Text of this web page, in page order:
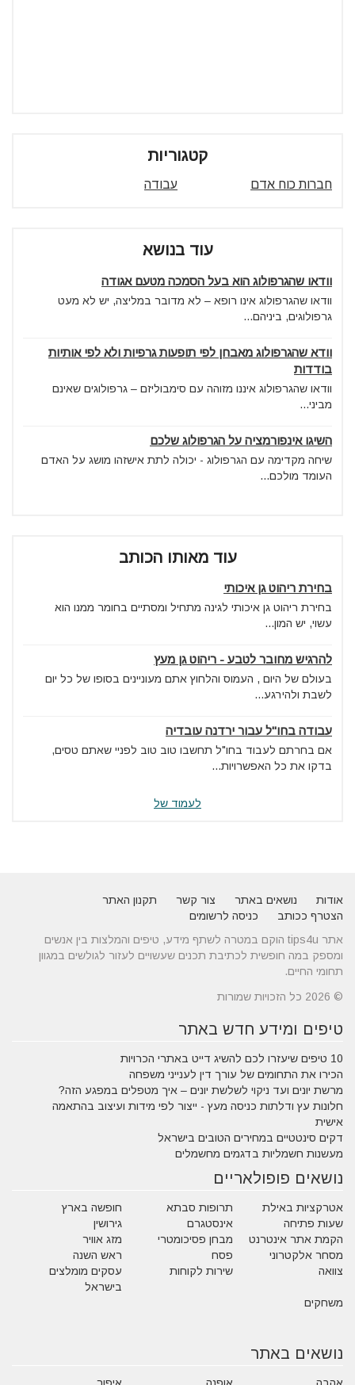
קטגוריות
חברות כוח אדם עבודה
עוד בנושא
וודאו שהגרפולוג הוא בעל הסמכה מטעם אגודה
וודאו שהגרפולוג אינו רופא – לא מדובר במליצה, יש לא מעט
גרפולוגים, ביניהם...
וודא שהגרפולוג מאבחן לפי תופעות גרפיות ולא לפי אותיות
בודדות
וודאו שהגרפולוג איננו מזוהה עם סימבוליזם – גרפולוגים שאינם
מביני...
השיגו אינפורמציה על הגרפולוג שלכם
שיחה מקדימה עם הגרפולוג - יכולה לתת אישזהו מושג על האדם
העומד מולכם...
עוד מאותו הכותב
בחירת ריהוט גן איכותי
בחירת ריהוט גן איכותי לגינה מתחיל ומסתיים בחומר ממנו הוא
עשוי, יש המון...
להרגיש מחובר לטבע - ריהוט גן מעץ
בעולם של היום , העמוס והלחוץ אתם מעוניינים בסופו של כל יום
לשבת ולהירגע...
עבודה בחו"ל עבור ירדנה עובדיה
אם בחרתם לעבוד בחו"ל תחשבו טוב טוב לפניי שאתם טסים,
בדקו את כל האפשרויות...
לעמוד של
אודות נושאים באתר צור קשר
תקנון האתר
הצטרף ככותב
כניסה לרשומים
אתר tips4u הוקם במטרה לשתף מידע, טיפים והמלצות בין אנשים
ומספק במה חופשית לכתיבת תכנים שעשויים לעזור לגולשים במגוון
תחומי החיים.
© 2026 כל הזכויות שמורות
טיפים ומידע חדש באתר
10 טיפים שיעזרו לכם להשיג דייט באתרי הכרויות
הכירו את התחומים של עורך דין לענייני משפחה
מרשת יונים ועד ניקוי לשלשת יונים – איך מטפלים במפגע הזה?
חלונות עץ ודלתות כניסה מעץ - ייצור לפי מידות ועיצוב בהתאמה
אישית
דקים סינטטיים במחירים הטובים בישראל
מעשנות חשמליות בדגמים מחשמלים
נושאים פופולאריים
אטרקציות באילת תרופות סבתא
חופשה בארץ
שעות פתיחה
אינסטגרם
גירושין
הקמת אתר אינטרנט
מבחן פסיכומטרי
מזג אוויר
מסחר אלקטרוני
פסח
ראש השנה
צוואה
שירות לקוחות
עסקים מומלצים
בישראל
משחקים
נושאים באתר